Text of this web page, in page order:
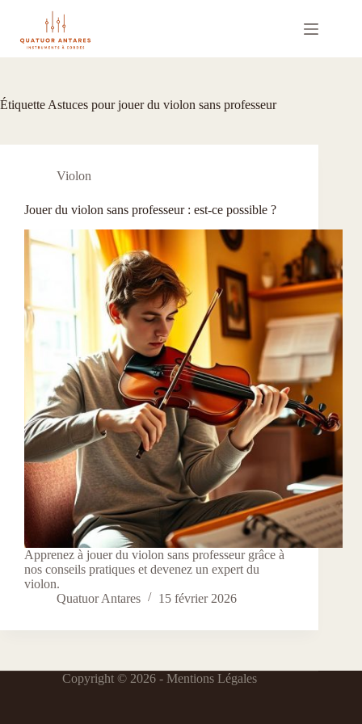
contenu
Étiquette Astuces pour jouer du violon sans professeur
Violon
Jouer du violon sans professeur : est-ce possible ?
Apprenez à jouer du violon sans professeur grâce à
nos conseils pratiques et devenez un expert du
violon.
Quatuor Antares
15 février 2026
Copyright © 2026 - Mentions Légales